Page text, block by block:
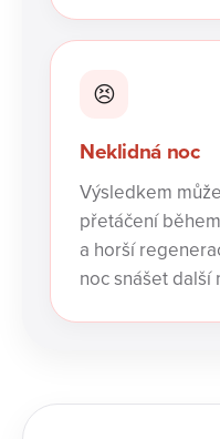
😣
Neklidná noc
Výsledkem
přetáčení
a horší
noc snášet další